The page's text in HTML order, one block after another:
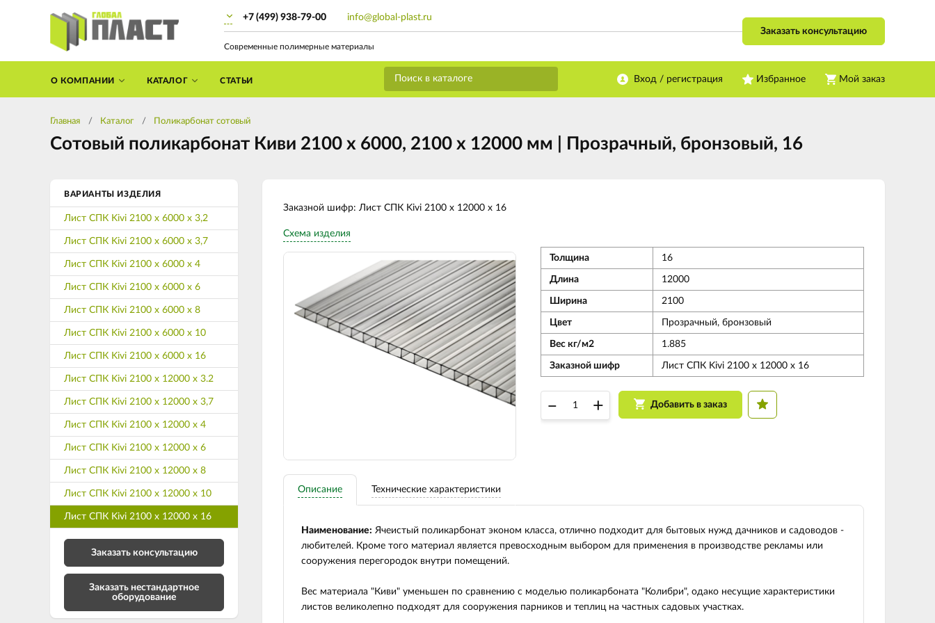
Современные полимерные материалы
+7 (499) 938-79-00 info@global-plast.ru
Вход / регистрация Избранное Мой заказ
О КОМПАНИИ КАТАЛОГ СТАТЬИ
Заказать консультацию
Главная Каталог Поликарбонат сотовый
Сотовый поликарбонат Киви 2100 х 6000, 2100 х 12000 мм | Прозрачный, бронзовый, 16
ВАРИАНТЫ ИЗДЕЛИЯ
Лист СПК Kivi 2100 х 6000 х 3,2
Лист СПК Kivi 2100 х 6000 х 3,7
Лист СПК Kivi 2100 х 6000 х 4
Лист СПК Kivi 2100 х 6000 х 6
Лист СПК Kivi 2100 х 6000 х 8
Лист СПК Kivi 2100 х 6000 х 10
Лист СПК Kivi 2100 х 6000 х 16
Лист СПК Kivi 2100 х 12000 х 3.2
Лист СПК Kivi 2100 х 12000 х 3,7
Лист СПК Kivi 2100 х 12000 х 4
Лист СПК Kivi 2100 х 12000 х 6
Лист СПК Kivi 2100 х 12000 х 8
Лист СПК Kivi 2100 х 12000 х 10
Лист СПК Kivi 2100 х 12000 х 16
Заказать консультацию
Заказать нестандартное
оборудование
Заказной шифр: Лист СПК Kivi 2100 х 12000 х 16
Схема изделия
Толщина 16
Длина 12000
Ширина 2100
Цвет Прозрачный, бронзовый
Вес кг/м2 1.885
Заказной шифр Лист СПК Kivi 2100 х 12000 х 16
– + Добавить в заказ
Описание Технические характеристики
Наименование: Ячеистый поликарбонат эконом класса, отлично подходит для бытовых нужд дачников и садоводов -
любителей. Кроме того материал является превосходным выбором для применения в производстве рекламы или
сооружения перегородок внутри помещений.
Вес материала "Киви" уменьшен по сравнению с моделью поликарбоната "Колибри", одако несущие характеристики
листов великолепно подходят для сооружения парников и теплиц на частных садовых участках.